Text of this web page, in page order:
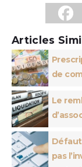
Articles
de
Le
pas